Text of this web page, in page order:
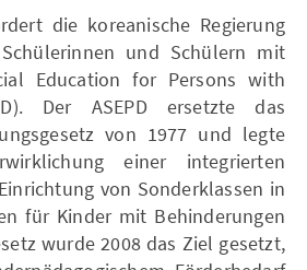
die koreanische Regierung
und Schülern mit
Education for Persons with
Der ASEPD ersetzte das
von 1977 und legte
einer integrierten
von Sonderklassen in
für Kinder mit Behinderungen
wurde 2008 das Ziel gesetzt,